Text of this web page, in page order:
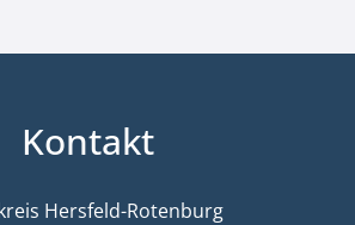
Kontakt
Hersfeld-Rotenburg